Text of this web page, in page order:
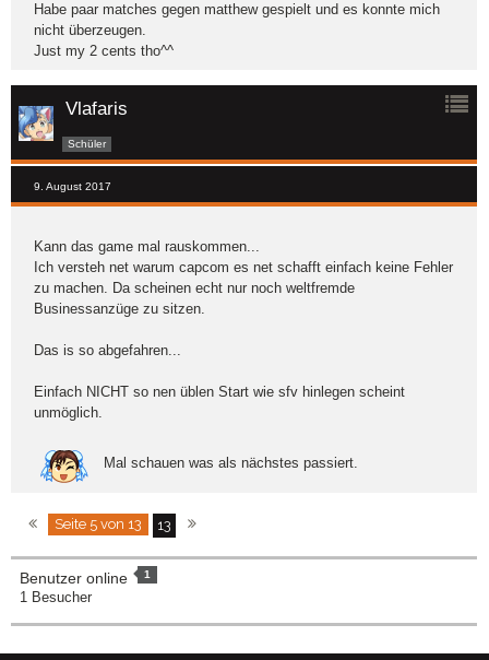
Habe paar matches gegen matthew gespielt und es konnte mich
nicht überzeugen.
Just my 2 cents tho^^
Vlafaris
Schüler
9. August 2017
Kann das game mal rauskommen...
Ich versteh net warum capcom es net schafft einfach keine Fehler
zu machen. Da scheinen echt nur noch weltfremde
Businessanzüge zu sitzen.
Das is so abgefahren...
Einfach NICHT so nen üblen Start wie sfv hinlegen scheint
unmöglich.
Mal schauen was als nächstes passiert.
Seite 5 von 13 13
Benutzer online 1
1 Besucher